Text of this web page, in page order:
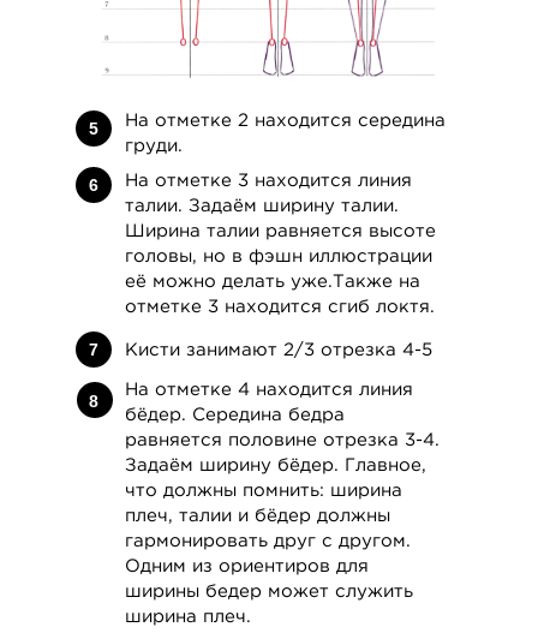
SECTION 5. MIXED
TECHNIQUES
VIEW DETAILS
На отметке 3 находится линия
талии. Задаём ширину талии.
Ширина талии равняется высоте
головы, но в фэшн иллюстрации
её можно делать уже.Также на
отметке 3 находится сгиб локтя.
6
5
На отметке 2 находится середина
груди.
Кисти занимают 2/3 отрезка 4-5
7
На отметке 4 находится линия
бёдер. Середина бедра
равняется половине отрезка 3-4.
Задаём ширину бёдер. Главное,
что должны помнить: ширина
плеч, талии и бёдер должны
гармонировать друг с другом.
Одним из ориентиров для
ширины бедер может служить
ширина плеч.
8
Выбрать курс
Выбирай курсы по
рисованию и
начинай заниматься
уже сегодня!